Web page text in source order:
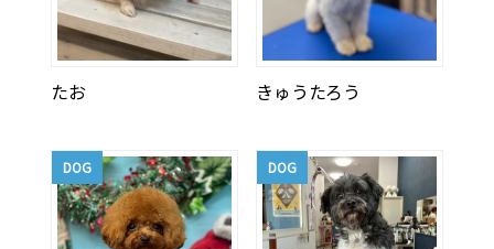
たお きゅうたろう
DOG DOG